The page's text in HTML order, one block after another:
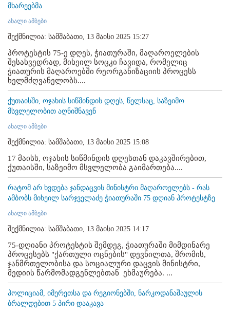
მხარეებმა
ახალი ამბები
შექმნილია: სამშაბათი, 13 მაისი 2025 15:27
პროტესტის 75-ე დღეს, ჭიათურაში, მაღაროელების
შესახვედრად, მიხეილ სოცკი ჩავიდა, რომელიც
ჭიათურის მაღაროებში რეორგანიზაციის პროცესს
ხელმძღვანელობს....
ქუთაისში, ოჯახის სიწმინდის დღეს, წელსაც, საზეიმო
მსვლელობით აღნიშნავენ
ახალი ამბები
შექმნილია: სამშაბათი, 13 მაისი 2025 15:08
17 მაისს, ოჯახის სიწმინდის დღესთან დაკავშირებით,
ქუთაისში, საზეიმო მსვლელობა გაიმართება....
რატომ არ ხვდება ჯანდაცვის მინისტრი მაღაროელებს - რას
ამბობს მიხეილ სარჯველაძე ჭიათურაში 75 დღიან პროტესტზე
ახალი ამბები
შექმნილია: სამშაბათი, 13 მაისი 2025 14:17
75-დღიანი პროტესტის შემდეგ, ჭიათურაში მიმდინარე
პროცესებს "ქართული ოცნების" დევნილთა, შრომის,
ჯანმრთელობისა და სოციალური დაცვის მინისტრი,
მედიის წარმომადგენლებთან ეხმაურება. ...
პოლიციამ, იმერეთსა და რეგიონებში, ნარკოდანაშაულის
ბრალდებით 5 პირი დააკავა